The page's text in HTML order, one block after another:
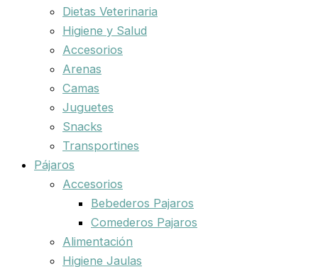
Dietas Veterinaria
Higiene y Salud
Accesorios
Arenas
Camas
Juguetes
Snacks
Transportines
Pájaros
Accesorios
Bebederos Pajaros
Comederos Pajaros
Alimentación
Higiene Jaulas